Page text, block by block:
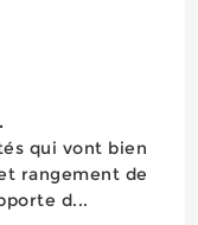
qui vont bien
rangement de
d...